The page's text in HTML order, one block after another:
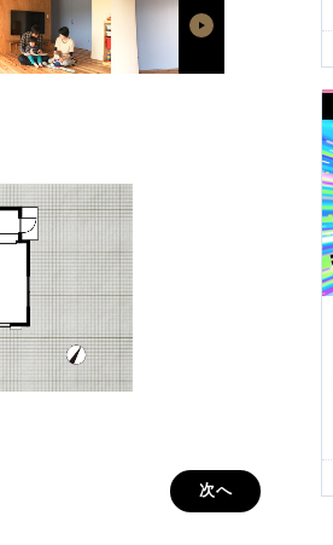
次へ